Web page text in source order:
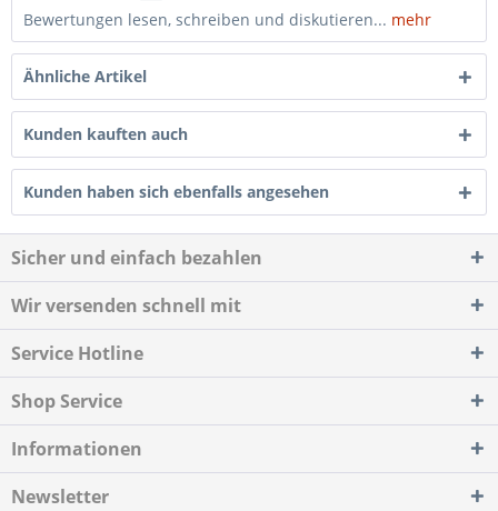
Bewertungen lesen, schreiben und diskutieren... mehr
Ähnliche Artikel
Kunden kauften auch
Kunden haben sich ebenfalls angesehen
Sicher und einfach bezahlen
Wir versenden schnell mit
Service Hotline
Shop Service
Informationen
Newsletter